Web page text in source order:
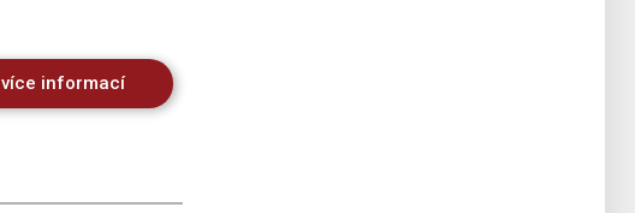
více informací